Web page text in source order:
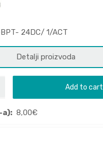
24DC/ 1/ACT
Detalji proizvoda
Add to cart
a): 8,00€